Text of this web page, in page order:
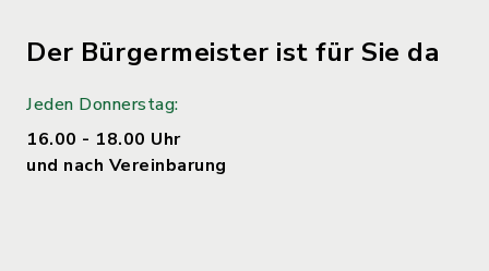
Der Bürgermeister ist für Sie da
Jeden Donnerstag:
16.00 - 18.00 Uhr
und nach Vereinbarung